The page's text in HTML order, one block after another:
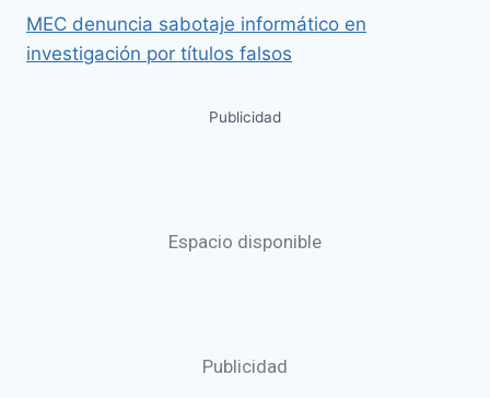
MEC denuncia sabotaje informático en
investigación por títulos falsos
Publicidad
Espacio disponible
Publicidad